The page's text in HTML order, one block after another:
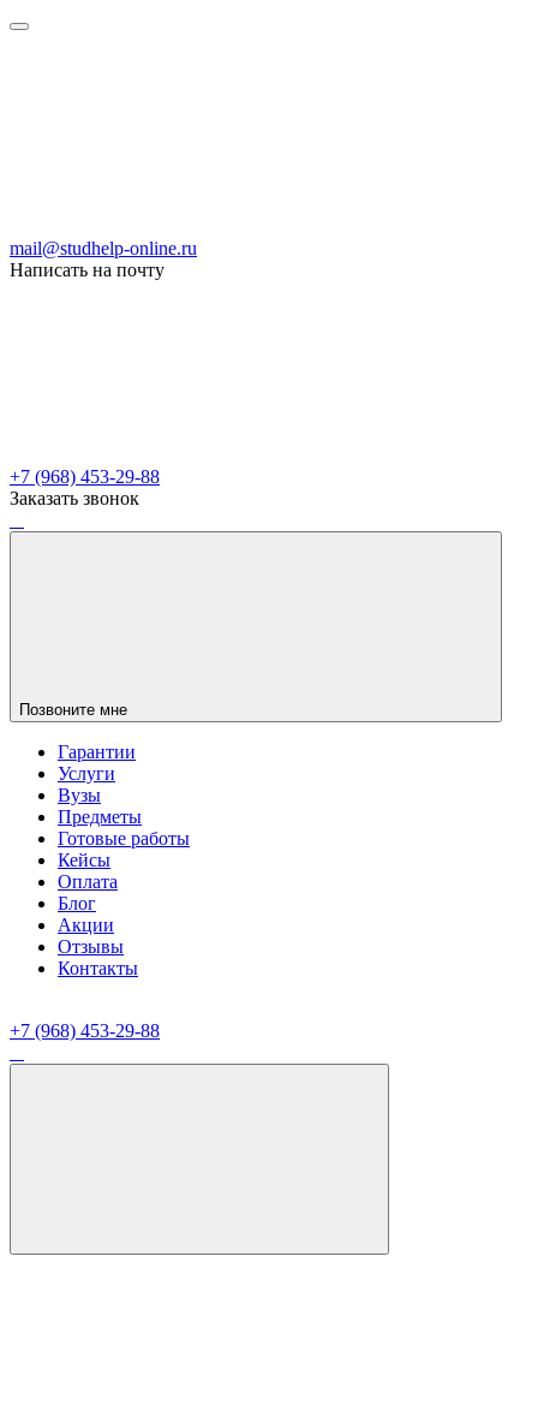
mail@studhelp-online.ru
Написать на почту
+7 (968) 453-29-88
Заказать звонок
Позвоните мне
Гарантии
Услуги
Вузы
Предметы
Готовые работы
Кейсы
Оплата
Блог
Акции
Отзывы
Контакты
+7 (968) 453-29-88